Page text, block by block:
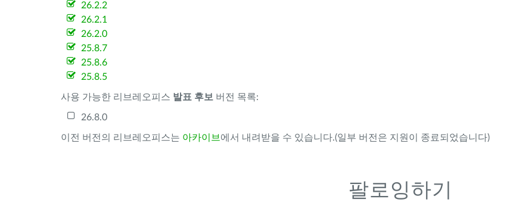
26.2.2
26.2.1
26.2.0
25.8.7
25.8.6
25.8.5
사용 가능한 리브레오피스 발표 후보 버전 목록:
26.8.0
이전 버전의 리브레오피스는 아카이브 에서 내려받을 수 있습니다.(일부 버전은 지원이 종료되었습니다)
팔로잉하기